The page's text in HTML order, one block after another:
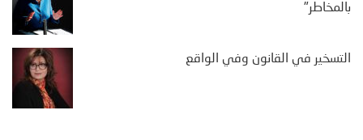
بالمخاطر"
التسخير في القانون وفي الواقع